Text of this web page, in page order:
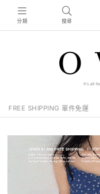
分類 搜尋
FREE SHIPPING 單件免運